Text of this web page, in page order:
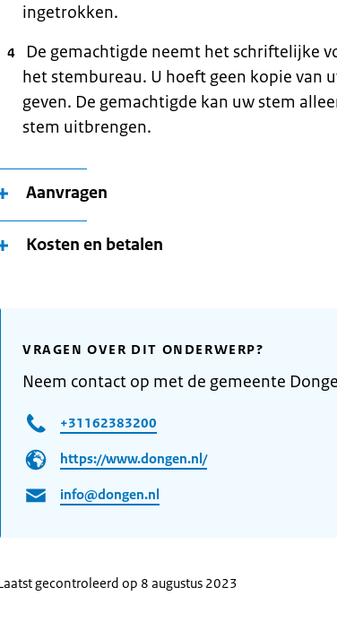
ingetrokken.
De gemachtigde neemt het schriftelijke
het stembureau. U hoeft geen kopie van
geven. De gemachtigde kan uw stem
stem uitbrengen.
Aanvragen
Kosten en betalen
VRAGEN OVER DIT ONDERWERP?
Neem contact op met de gemeente
+31162383200
https://www.dongen.nl/
info@dongen.nl
gecontroleerd op 8 augustus 2023